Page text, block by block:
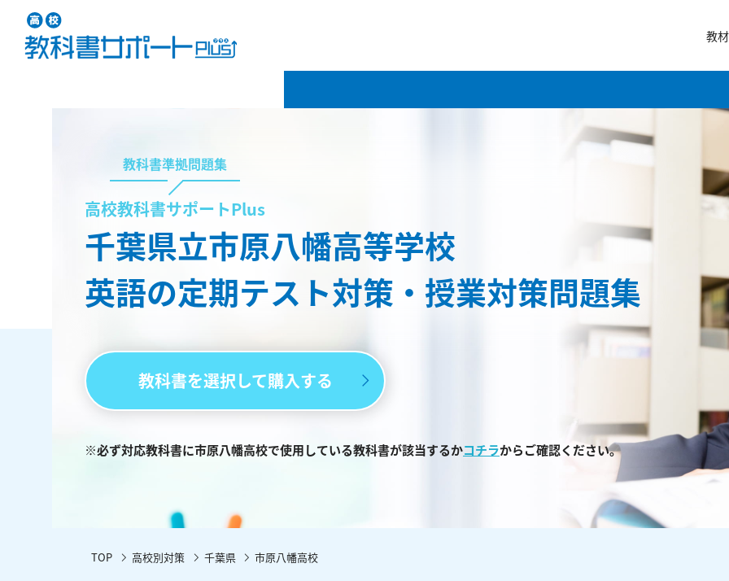
教
教科書準拠問題集
高校教科書サポートPlus
千葉県立市原八幡高等学校
英語の定期テスト対策・授業対策問題集
教科書を選択して購入する
※必ず対応教科書に市原八幡高校で使用している教科書が該当するかコチラからご確認ください。
TOP 高校別対策 千葉県 市原八幡高校